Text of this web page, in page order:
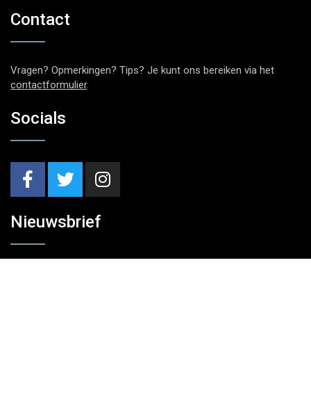
Contact
Vragen? Opmerkingen? Tips? Je kunt ons bereiken via het
contactformulier.
Socials
Nieuwsbrief